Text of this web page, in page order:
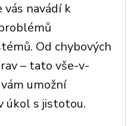
navádí k
Od chybových
– tato vše-v-
umožní
úkol s jistotou.